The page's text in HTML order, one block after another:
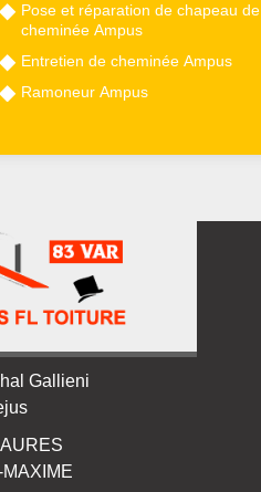
Pose et réparation de chapeau de
cheminée Ampus
Entretien de cheminée Ampus
Ramoneur Ampus
Gallieni